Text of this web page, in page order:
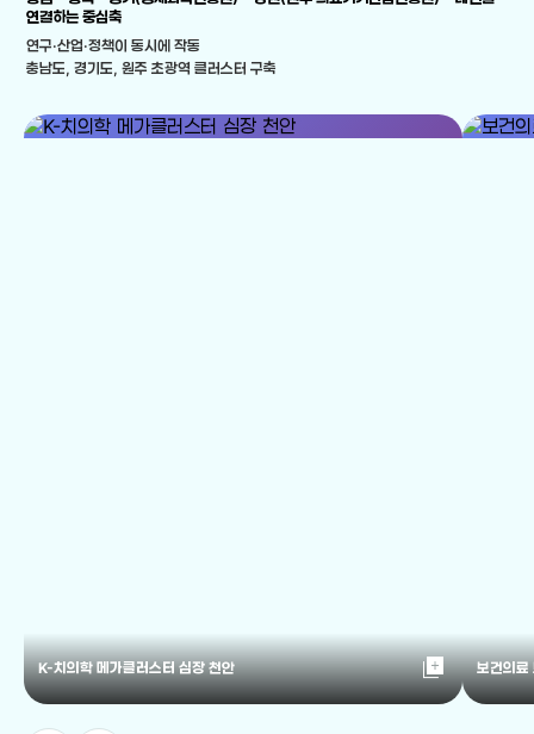
연결하는 중심축
연구·산업·정책이 동시에 작동
충남도, 경기도, 원주 초광역 클러스터 구축
K-치의학 메가클러스터 심장 천안 library_add 보건의료